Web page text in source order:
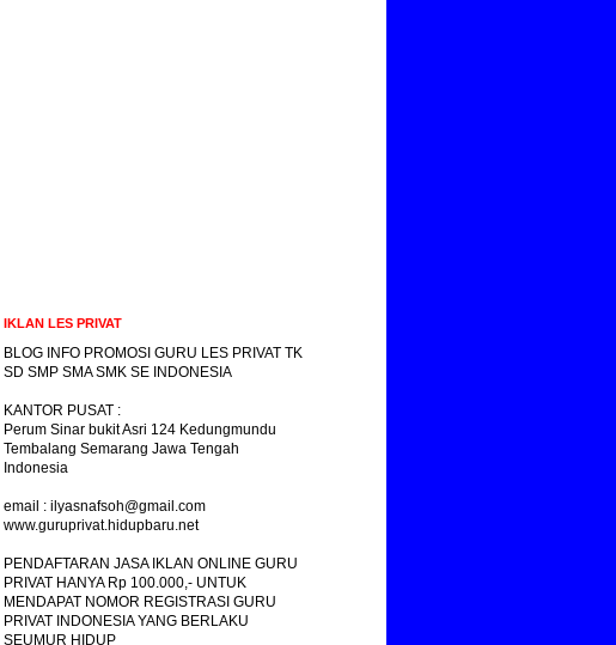
IKLAN LES PRIVAT
BLOG INFO PROMOSI GURU LES PRIVAT TK
SD SMP SMA SMK SE INDONESIA
KANTOR PUSAT :
Perum Sinar bukit Asri 124 Kedungmundu
Tembalang Semarang Jawa Tengah
Indonesia
email : ilyasnafsoh@gmail.com
www.guruprivat.hidupbaru.net
PENDAFTARAN JASA IKLAN ONLINE GURU
PRIVAT HANYA Rp 100.000,- UNTUK
MENDAPAT NOMOR REGISTRASI GURU
PRIVAT INDONESIA YANG BERLAKU
SEUMUR HIDUP